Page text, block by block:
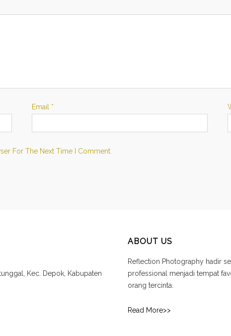
Email *
For The Next Time I Comment.
Kec. Depok, Kabupaten
ABOUT US
Reflection Photography hadir
professional menjadi tempat
orang tercinta.
Read More>>